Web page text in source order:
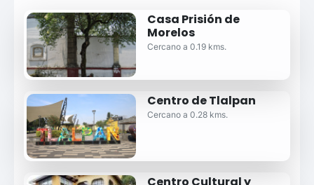
Casa Prisión de
Morelos
Cercano a 0.19 kms.
Centro de Tlalpan
Cercano a 0.28 kms.